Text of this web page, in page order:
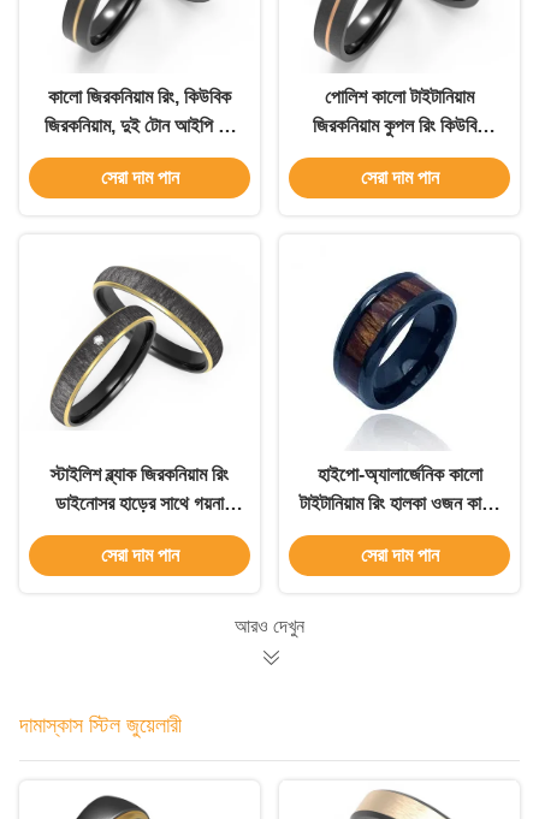
কালো জিরকনিয়াম রিং, কিউবিক
জিরকনিয়াম, দুই টোন আইপি কে
গোল্ড
সেরা দাম পান
পোলিশ কালো টাইটানিয়াম
জিরকনিয়াম কুপল রিং কিউবিক
জিরকনিয়াম দুই টোন আইপি গোল্ড
সেরা দাম পান
স্টাইলিশ ব্ল্যাক জিরকনিয়াম রিং
ডাইনোসর হাড়ের সাথে গয়না
কাস্টমাইজযোগ্য
সেরা দাম পান
হাইপো-অ্যালার্জেনিক কালো
টাইটানিয়াম রিং হালকা ওজন কালো
জিরকনিয়াম জুয়েলারী বিবাহের
আংটি
সেরা দাম পান
আরও দেখুন
দামাস্কাস স্টিল জুয়েলারী